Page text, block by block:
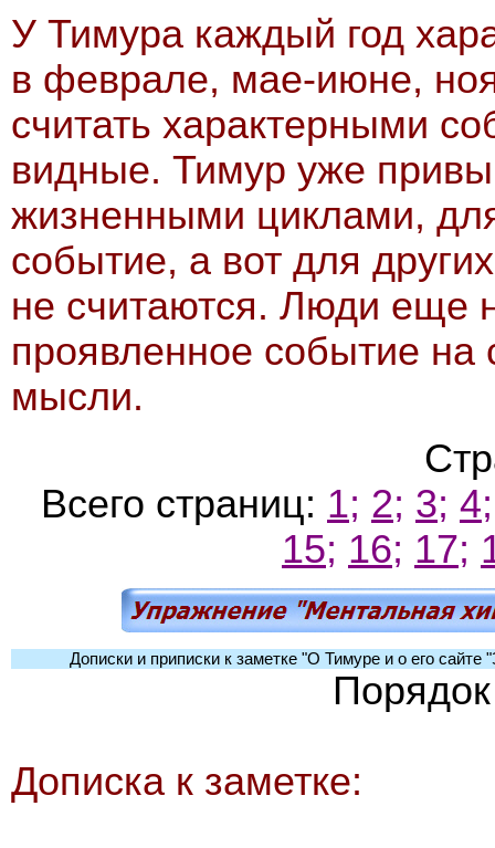
У Тимура каждый год
в феврале, мае-июне,
считать характерными
видные. Тимур уже
жизненными циклами,
событие, а вот для
не считаются. Люди еще
проявленное событие на
мысли.
Всего страниц: 1; 2; 3; 4;
15; 16; 17;
Дописки и приписки к заметке "О Тимуре и о его сайте
Дописка к заметке: